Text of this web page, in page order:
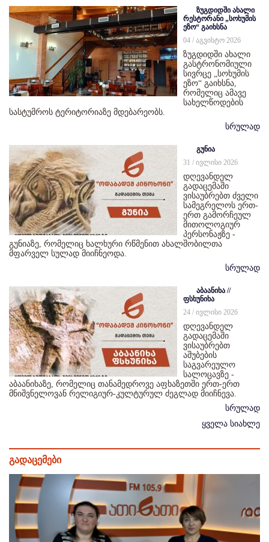
ზუგდიდში ახალი
რესტორანი „სოხუმის
ეზო“ გაიხსნა
04 / აგვისტო 2026
ზუგდიდში ახალი
გასტრონომიული
სივრცე „სოხუმის
ეზო“ გაიხსნა,
რომელიც ამავე
სახელწოდების
სასტუმროს ტერიტორიაზე მდებარეობს.
სრულად
გუნია
31 / ივლისი 2026
დღევანდელ
გადაცემაში
ვისაუბრებთ ძველი
სამეგრელოს ერთ-
ერთ გამორჩეულ
მითოლოგიურ
პერსონაჟზე -
გუნიაზე, რომელიც ხალხური რწმენით ახალშობილთა
მფარველ სულად მიიჩნეოდა.
სრულად
აბაანიხა //
ფსხუნიხა
24 / ივლისი 2026
დღევანდელ
გადაცემაში
ვისაუბრებთ
აშუბების
საგვარეულო
სალოცავზე -
აბაანიხაზე, რომელიც თანამედროვე აფხაზეთში ერთ-ერთ
მნიშვნელოვან რელიგიურ-კულტურულ ძეგლად მიიჩნევა.
სრულად
ყველა სიახლე
გადაცემები